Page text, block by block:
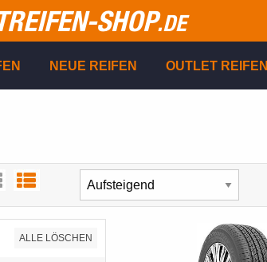
SHOP.DE
NEUE REIFEN OUTLET REIFEN
ALLE LÖSCHEN